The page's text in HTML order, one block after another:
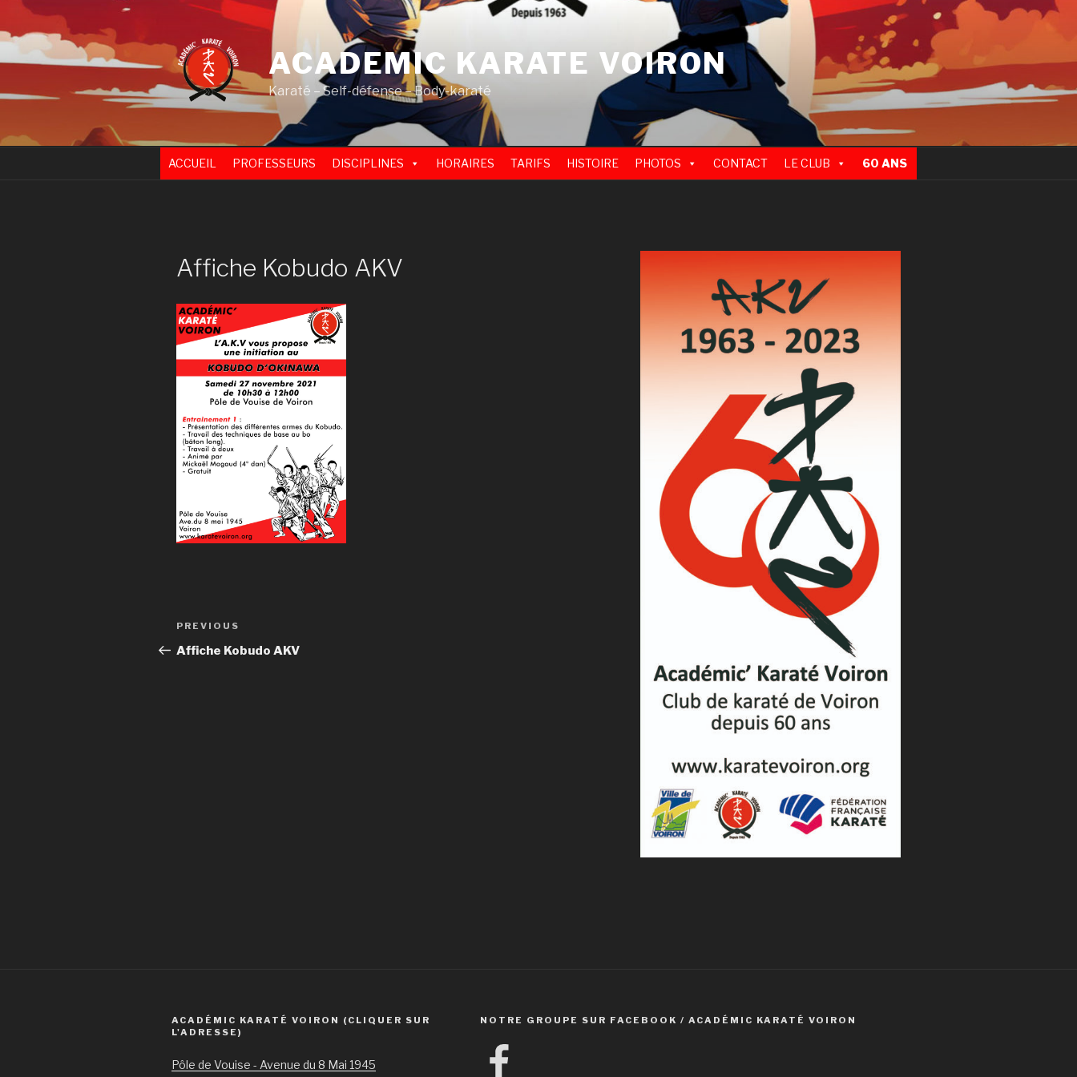
Skip
to
content
ACADEMIC KARATE VOIRON
Karaté – Self-défense – Body-karaté
ACCUEIL PROFESSEURS DISCIPLINES HORAIRES TARIFS HISTOIRE PHOTOS CONTACT LE CLUB 60 ANS
Affiche Kobudo AKV
Post
navigation
Previous
Post
PREVIOUS
Affiche Kobudo AKV
ACADÉMIC KARATÉ VOIRON (CLIQUER SUR
L'ADRESSE)
Pôle de Vouise - Avenue du 8 Mai 1945
NOTRE GROUPE SUR FACEBOOK / ACADÉMIC KARATÉ VOIRON
Facebook